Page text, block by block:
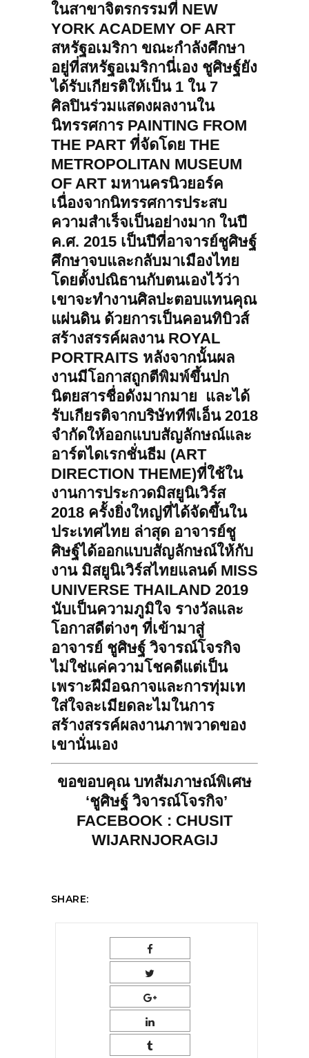
ในสาขาจิตรกรรมที่ NEW
YORK ACADEMY OF ART
สหรัฐอเมริกา ขณะกำลังศึกษา
อยู่ที่สหรัฐอเมริกานี่เอง ชูศิษฐ์ยัง
ได้รับเกียรติให้เป็น 1 ใน 7
ศิลปินร่วมแสดงผลงานใน
นิทรรศการ PAINTING FROM
THE PART ที่จัดโดย THE
METROPOLITAN MUSEUM
OF ART มหานครนิวยอร์ค
เนื่องจากนิทรรศการประสบ
ความสำเร็จเป็นอย่างมาก ในปี
ค.ศ. 2015 เป็นปีที่อาจารย์ชูศิษฐ์
ศึกษาจบและกลับมาเมืองไทย
โดยตั้งปณิธานกับตนเองไว้ว่า
เขาจะทำงานศิลปะตอบแทนคุณ
แผ่นดิน ด้วยการเป็นคอนทิบิวส์
สร้างสรรค์ผลงาน ROYAL
PORTRAITS หลังจากนั้นผล
งานมีโอกาสถูกตีพิมพ์ขึ้นปก
นิตยสารชื่อดังมากมาย และได้
รับเกียรติจากบริษัททีพีเอ็น 2018
จำกัดให้ออกแบบสัญลักษณ์และ
อาร์ตไดเรกชั่นธีม (ART
DIRECTION THEME)ที่ใช้ใน
งานการประกวดมิสยูนิเวิร์ส
2018 ครั้งยิ่งใหญ่ที่ได้จัดขึ้นใน
ประเทศไทย ล่าสุด อาจารย์ชู
ศิษฐ์ได้ออกแบบสัญลักษณ์ให้กับ
งาน มิสยูนิเวิร์สไทยแลนด์ MISS
UNIVERSE THAILAND 2019
นับเป็นความภูมิใจ รางวัลและ
โอกาสดีต่างๆ ที่เข้ามาสู่
อาจารย์ ชูศิษฐ์ วิจารณ์โจรกิจ
ไม่ใช่แค่ความโชคดีแต่เป็น
เพราะฝีมือฉกาจและการทุ่มเท
ใส่ใจละเมียดละไมในการ
สร้างสรรค์ผลงานภาพวาดของ
เขานั่นเอง
ขอขอบคุณ บทสัมภาษณ์พิเศษ
‘ชูศิษฐ์ วิจารณ์โจรกิจ’
FACEBOOK : CHUSIT
WIJARNJORAGIJ
SHARE: